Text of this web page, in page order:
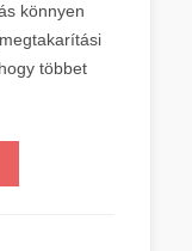
könnyen
többet